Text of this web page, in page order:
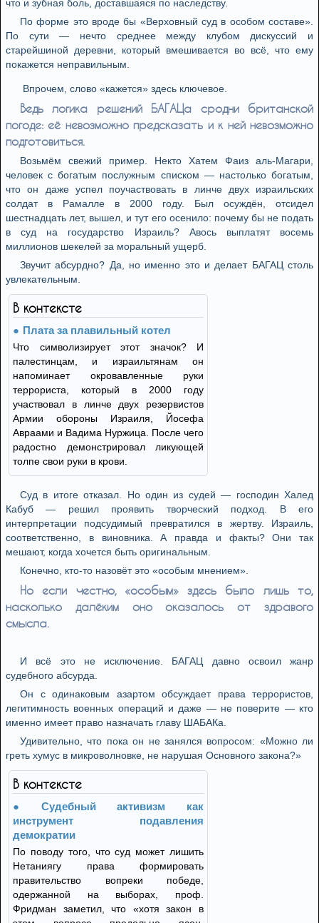
что и зубная боль, доставшаяся по наследству.
По форме это вроде бы «Верховный суд в особом составе».
По сути — нечто среднее между клубом дискуссий и
старейшиной деревни, который вмешивается во всё, что ему
покажется неправильным.
Впрочем, слово «кажется» здесь ключевое.
Ведь логика решений БАГАЦа сродни британской
погоде: её невозможно предсказать и к ней невозможно
подготовиться.
Возьмём свежий пример. Некто Хатем Фаиз аль-Магари,
человек с богатым послужным списком — настолько богатым,
что он даже успел поучаствовать в линче двух израильских
солдат в Рамалле в 2000 году. Был осуждён, отсидел
шестнадцать лет, вышел, и тут его осенило: почему бы не подать
в суд на государство Израиль? Авось выплатят восемь
миллионов шекелей за моральный ущерб.
Звучит абсурдно? Да, но именно это и делает БАГАЦ столь
увлекательным.
В контексте
Плата за плавильный котел
Что символизирует этот значок? И
палестинцам, и израильтянам он
напоминает окровавленные руки
террориста, который в 2000 году
участвовал в линче двух резервистов
Армии обороны Израиля, Йосефа
Авраами и Вадима Нуржица. После чего
радостно демонстрировал ликующей
толпе свои руки в крови.
Суд в итоге отказал. Но один из судей — господин Халед
Кабуб — решил проявить творческий подход. В его
интерпретации подсудимый превратился в жертву. Израиль,
соответственно, в виновника. А правда и факты? Они так
мешают, когда хочется быть оригинальным.
Конечно, кто-то назовёт это «особым мнением».
Но если честно, «особым» здесь было лишь то,
насколько далёким оно оказалось от здравого
смысла.
И всё это не исключение. БАГАЦ давно освоил жанр
судебного абсурда.
Он с одинаковым азартом обсуждает права террористов,
легитимность военных операций и даже — не поверите — кто
именно имеет право назначать главу ШАБАКа.
Удивительно, что пока он не занялся вопросом: «Можно ли
греть хумус в микроволновке, не нарушая Основного закона?»
В контексте
Судебный активизм как
инструмент подавления
демократии
По поводу того, что суд может лишить
Нетаниягу права формировать
правительство вопреки победе,
одержанной на выборах, проф.
Фридман заметил, что «хотя закон в